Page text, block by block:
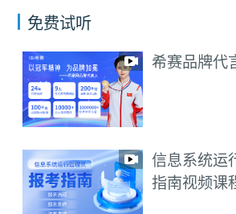
免费试听
希赛品牌代
信息系统运
指南视频课